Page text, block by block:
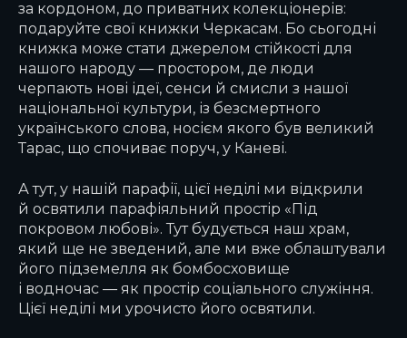
за кордоном, до приватних колекціонерів:
подаруйте свої книжки Черкасам. Бо сьогодні
книжка може стати джерелом стійкості для
нашого народу — простором, де люди
черпають нові ідеї, сенси й смисли з нашої
національної культури, із безсмертного
українського слова, носієм якого був великий
Тарас, що спочиває поруч, у Каневі.
А тут, у нашій парафії, цієї неділі ми відкрили
й освятили парафіяльний простір «Під
покровом любові». Тут будується наш храм,
який ще не зведений, але ми вже облаштували
його підземелля як бомбосховище
і водночас — як простір соціального служіння.
Цієї неділі ми урочисто його освятили.